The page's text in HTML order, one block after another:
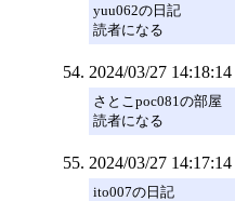
yuu062の日記
読者になる
2024/03/27 14:18:14
さとこpoc081の部屋
読者になる
2024/03/27 14:17:14
ito007の日記